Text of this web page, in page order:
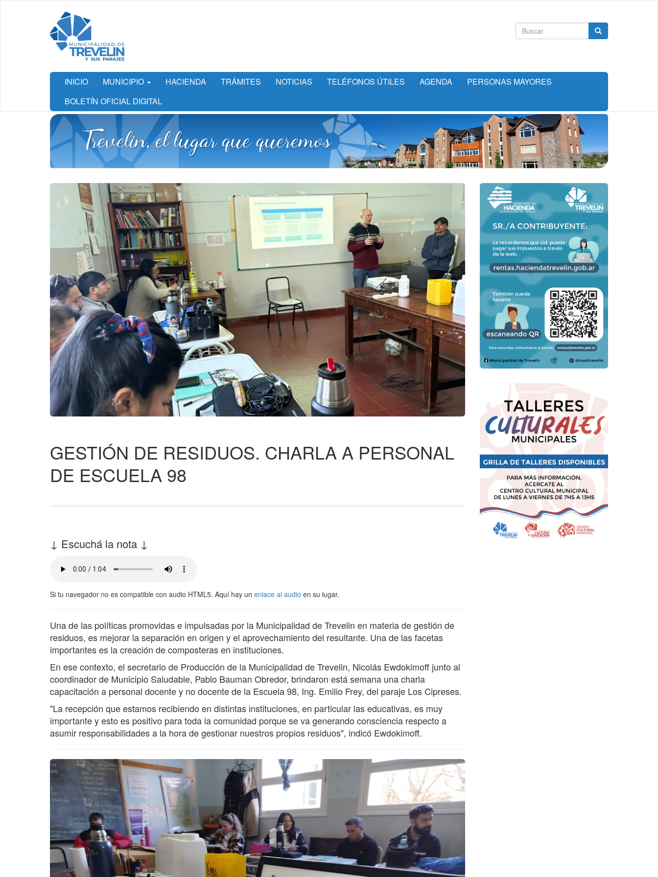
Formulario
búsqueda
INICIO MUNICIPIO HACIENDA TRÁMITES NOTICIAS TELÉFONOS ÚTILES AGENDA
PERSONAS MAYORES
BOLETÍN OFICIAL DIGITAL
GESTIÓN DE RESIDUOS. CHARLA A PERSONAL
DE ESCUELA 98
↓ Escuchá la nota ↓
Si tu navegador no es compatible con audio HTML5. Aquí hay un enlace al audio en su lugar.
Una de las políticas promovidas e impulsadas por la Municipalidad de Trevelin en materia de gestión de
residuos, es mejorar la separación en origen y el aprovechamiento del resultante. Una de las facetas
importantes es la creación de composteras en instituciones.
En ese contexto, el secretario de Producción de la Municipalidad de Trevelin, Nicolás Ewdokimoff junto al
coordinador de Municipio Saludable, Pablo Bauman Obredor, brindaron está semana una charla
capacitación a personal docente y no docente de la Escuela 98, Ing. Emilio Frey, del paraje Los Cipreses.
"La recepción que estamos recibiendo en distintas instituciones, en particular las educativas, es muy
importante y esto es positivo para toda la comunidad porque se va generando consciencia respecto a
asumir responsabilidades a la hora de gestionar nuestros propios residuos", indicó Ewdokimoff.